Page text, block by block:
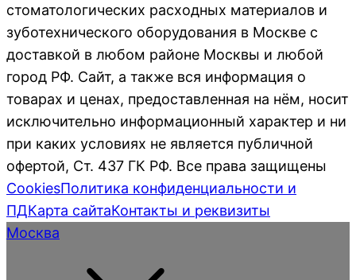
стоматологических расходных материалов и
зуботехнического оборудования в Москве с
доставкой в любом районе Москвы и любой
город РФ. Сайт, а также вся информация о
товарах и ценах, предоставленная на нём, носит
исключительно информационный характер и ни
при каких условиях не является публичной
офертой, Ст. 437 ГК РФ. Все права защищены
CookiesПолитика конфиденциальности и
ПДКарта сайтаКонтакты и реквизиты
Москва